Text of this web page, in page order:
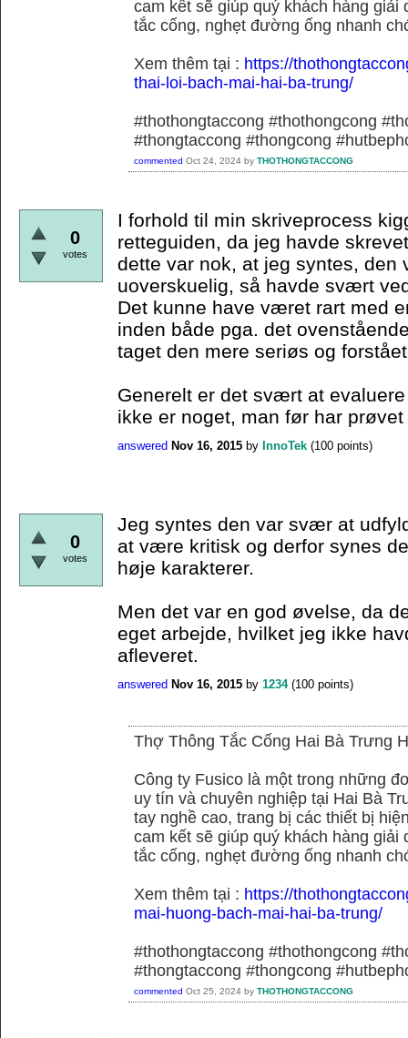
cam kết sẽ giúp quý khách hàng
tắc cống, nghẹt đường ống nhanh
Xem thêm tại : https://
thai-loi-bach-mai-hai-ba-trung/
#thothongtaccong #thothongcong
#thongtaccong #thongcong
commented Oct 24, 2024 by THOTHONGTACCONG
0
votes
I forhold til min skriveprocess
retteguiden, da jeg havde
dette var nok, at jeg syntes, den
uoverskuelig, så havde svært
Det kunne have været rart med
inden både pga. det
taget den mere seriøs og
Generelt er det svært at
ikke er noget, man før har
answered Nov 16, 2015 by InnoTek (100 points)
0
votes
Jeg syntes den var svær at
at være kritisk og derfor synes
høje karakterer.
Men det var en god øvelse, da
eget arbejde, hvilket jeg ikke
afleveret.
answered Nov 16, 2015 by 1234 (100 points)
Thợ Thông Tắc Cống Hai Bà Trưng
Công ty Fusico là một trong những
uy tín và chuyên nghiệp tại Hai Bà
tay nghề cao, trang bị các thiết bị
cam kết sẽ giúp quý khách hàng
tắc cống, nghẹt đường ống nhanh
Xem thêm tại : https://
mai-huong-bach-mai-hai-ba-trung/
#thothongtaccong #thothongcong
#thongtaccong #thongcong
commented Oct 25, 2024 by THOTHONGTACCONG